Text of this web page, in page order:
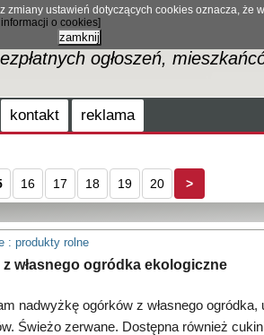
ustawień dotyczących cookies oznacza,
o cookies]
zamknij
OGŁOSZENIA
ogłoszeń,
kontakt reklama
16 17 18 19 20 >
: produkty rolne
własnego ogródka ekologiczne
nadwyżkę ogórków z własnego
Świeżo zerwane. Dostępna również